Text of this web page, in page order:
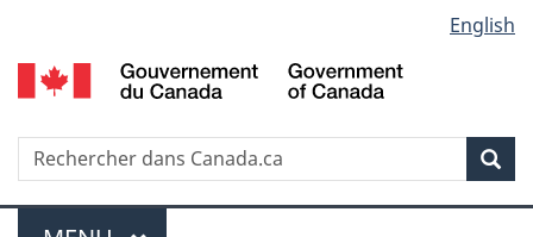
au
contenu
propos
de
la
HTML
simplifiée
selection
English
Recherche